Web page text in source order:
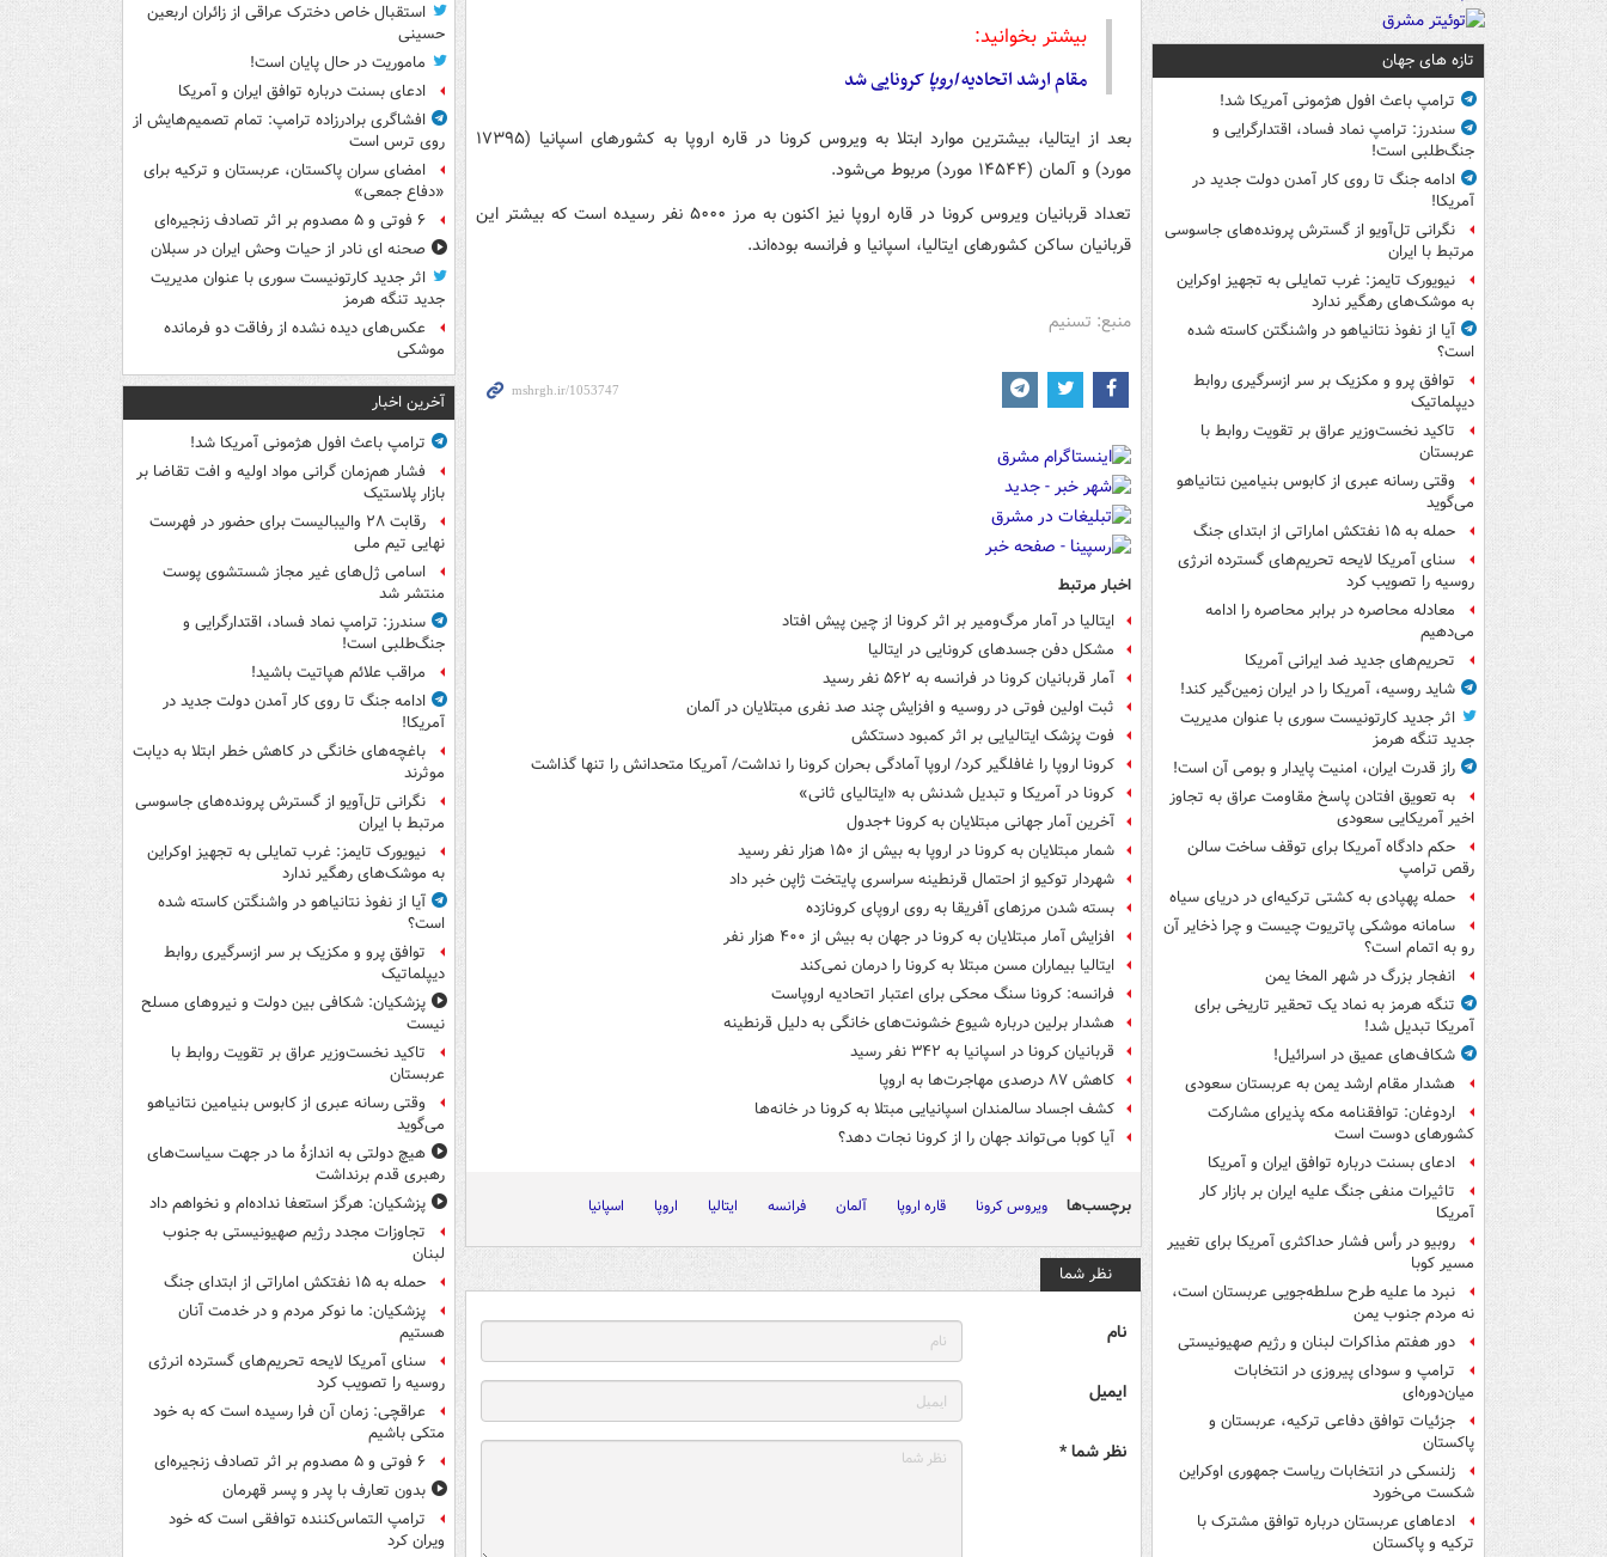
تازه های جهان
ترامپ باعث افول هژمونی آمریکا شد!
سندرز: ترامپ نماد فساد، اقتدارگرایی و
جنگ‌طلبی است!
ادامه جنگ تا روی کار آمدن دولت جدید در
آمریکا!
نگرانی تل‌آویو از گسترش پرونده‌های جاسوسی
مرتبط با ایران
نیویورک تایمز: غرب تمایلی به تجهیز اوکراین
به موشک‌های رهگیر ندارد
آیا از نفوذ نتانیاهو در واشنگتن کاسته شده
است؟
توافق پرو و مکزیک بر سر ازسرگیری روابط
دیپلماتیک
تاکید نخست‌وزیر عراق بر تقویت روابط با
عربستان
وقتی رسانه عبری از کابوس بنیامین نتانیاهو
می‌گوید
حمله به ۱۵ نفتکش‌ اماراتی از ابتدای جنگ
سنای آمریکا لایحه تحریم‌های گسترده انرژی
روسیه را تصویب کرد
معادله محاصره در برابر محاصره را ادامه
می‌دهیم
تحریم‌های جدید ضد ایرانی آمریکا
شاید روسیه، آمریکا را در ایران زمین‌گیر کند!
اثر جدید کارتونیست سوری با عنوان مدیریت
جدید تنگه هرمز
راز قدرت ایران، امنیت پایدار و بومی آن است!
به تعویق افتادن پاسخ مقاومت عراق به تجاوز
اخیر آمریکایی سعودی
حکم دادگاه آمریکا برای توقف ساخت سالن
رقص ترامپ
حمله پهپادی به کشتی ترکیه‌ای در دریای سیاه
سامانه موشکی پاتریوت چیست و چرا ذخایر آن
رو به اتمام است؟
انفجار بزرگ در شهر المخا یمن
تنگه هرمز به نماد یک تحقیر تاریخی برای
آمریکا تبدیل شد!
شکاف‌های عمیق در اسرائیل!
هشدار مقام ارشد یمن به عربستان سعودی
اردوغان: توافقنامه مکه پذیرای مشارکت
کشورهای دوست است
ادعای بسنت درباره توافق ایران و آمریکا
تاثیرات منفی جنگ علیه ایران بر بازار کار
آمریکا
روبیو در رأس فشار حداکثری آمریکا برای تغییر
مسیر کوبا
نبرد ما علیه طرح سلطه‌جویی عربستان است،
نه مردم جنوب یمن
دور هفتم مذاکرات لبنان و رژیم صهیونیستی
ترامپ و سودای پیروزی در انتخابات
میان‌دوره‌ای
جزئیات توافق دفاعی ترکیه، عربستان و
پاکستان
زلنسکی در انتخابات ریاست جمهوری اوکراین
شکست می‌خورد
ادعاهای عربستان درباره توافق مشترک با
ترکیه و پاکستان
بیشتر بخوانید:
مقام ارشد اتحادیهاروپاکرونایی شد
بعد از ایتالیا، بیشترین موارد ابتلا به ویروس کرونا در قاره اروپا به کشورهای اسپانیا (۱۷۳۹۵
مورد) و آلمان (۱۴۵۴۴ مورد) مربوط می‌شود.
تعداد قربانیان ویروس کرونا در قاره اروپا نیز اکنون به مرز ۵۰۰۰ نفر رسیده است که بیشتر این
قربانیان ساکن کشورهای ایتالیا، اسپانیا و فرانسه بوده‌اند.
منبع: تسنیم
اخبار مرتبط
ایتالیا در آمار مرگ‌ومیر بر اثر کرونا از چین پیش افتاد
مشکل دفن جسدهای کرونایی در ایتالیا
آمار قربانیان کرونا در فرانسه به ۵۶۲ نفر رسید
ثبت اولین فوتی در روسیه و افزایش چند صد نفری مبتلایان در آلمان
فوت پزشک ایتالیایی بر اثر کمبود دستکش
کرونا اروپا را غافلگیر کرد/ اروپا آمادگی بحران کرونا را نداشت/ آمریکا متحدانش را تنها گذاشت
کرونا در آمریکا و تبدیل شدنش به «ایتالیای ثانی»
آخرین آمار جهانی مبتلایان به کرونا +جدول
شمار مبتلایان به کرونا در اروپا به بیش از ۱۵۰ هزار نفر رسید
شهردار توکیو از احتمال قرنطینه سراسری پایتخت ژاپن خبر داد
بسته شدن مرزهای آفریقا به روی اروپای کرونازده
افزایش آمار مبتلایان به کرونا در جهان به بیش از ۴۰۰ هزار نفر
ایتالیا بیماران مسن مبتلا به کرونا را درمان نمی‌کند
فرانسه: کرونا سنگ محکی برای اعتبار اتحادیه اروپاست
هشدار برلین درباره شیوع خشونت‌های خانگی به دلیل قرنطینه
قربانیان کرونا در اسپانیا به ۳۴۲ نفر رسید
کاهش ۸۷ درصدی مهاجرت‌ها به اروپا
کشف اجساد سالمندان اسپانیایی مبتلا به کرونا در خانه‌ها
آیا کوبا می‌تواند جهان را از کرونا نجات دهد؟
برچسب‌ها ویروس کرونا قاره اروپا آلمان فرانسه ایتالیا اروپا اسپانیا
نظر شما
نام
ایمیل
نظر شما *
استقبال خاص دخترک عراقی از زائران اربعین
حسینی
ماموریت در حال پایان است!
ادعای بسنت درباره توافق ایران و آمریکا
افشاگری برادرزاده ترامپ: تمام تصمیم‌هایش از
روی ترس است
امضای سران پاکستان، عربستان و ترکیه برای
«دفاع جمعی»
۶ فوتی و ۵ مصدوم بر اثر تصادف زنجیره‌ای
صحنه ای نادر از حیات وحش ایران در سبلان
اثر جدید کارتونیست سوری با عنوان مدیریت
جدید تنگه هرمز
عکس‌های دیده نشده از رفاقت دو فرمانده‌
موشکی
آخرین اخبار
ترامپ باعث افول هژمونی آمریکا شد!
فشار هم‌زمان گرانی مواد اولیه و افت تقاضا بر
بازار پلاستیک
رقابت ۲۸ والیبالیست برای حضور در فهرست
نهایی تیم ملی
اسامی ژل‌های غیر مجاز شستشوی پوست
منتشر شد
سندرز: ترامپ نماد فساد، اقتدارگرایی و
جنگ‌طلبی است!
مراقب علائم هپاتیت باشید!
ادامه جنگ تا روی کار آمدن دولت جدید در
آمریکا!
باغچه‌های خانگی در کاهش خطر ابتلا به دیابت
موثرند
نگرانی تل‌آویو از گسترش پرونده‌های جاسوسی
مرتبط با ایران
نیویورک تایمز: غرب تمایلی به تجهیز اوکراین
به موشک‌های رهگیر ندارد
آیا از نفوذ نتانیاهو در واشنگتن کاسته شده
است؟
توافق پرو و مکزیک بر سر ازسرگیری روابط
دیپلماتیک
پزشکیان: شکافی بین دولت و نیروهای مسلح
نیست
تاکید نخست‌وزیر عراق بر تقویت روابط با
عربستان
وقتی رسانه عبری از کابوس بنیامین نتانیاهو
می‌گوید
هیچ دولتی به اندازۀ ما در جهت سیاست‌های
رهبری قدم برنداشت
پزشکیان: هرگز استعفا نداده‌ام و نخواهم داد
تجاوزات مجدد رژیم صهیونیستی به جنوب
لبنان
حمله به ۱۵ نفتکش‌ اماراتی از ابتدای جنگ
پزشکیان: ما نوکر مردم و در خدمت آنان
هستیم
سنای آمریکا لایحه تحریم‌های گسترده انرژی
روسیه را تصویب کرد
عراقچی: زمان آن فرا رسیده است که به خود
متکی باشیم
۶ فوتی و ۵ مصدوم بر اثر تصادف زنجیره‌ای
بدون تعارف با پدر و پسر قهرمان
ترامپ التماس‌کننده توافقی است که خود
ویران کرد